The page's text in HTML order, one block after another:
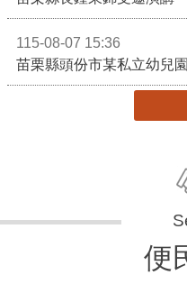
115-08-07 15:36
苗栗縣頭份市某私立幼兒
便